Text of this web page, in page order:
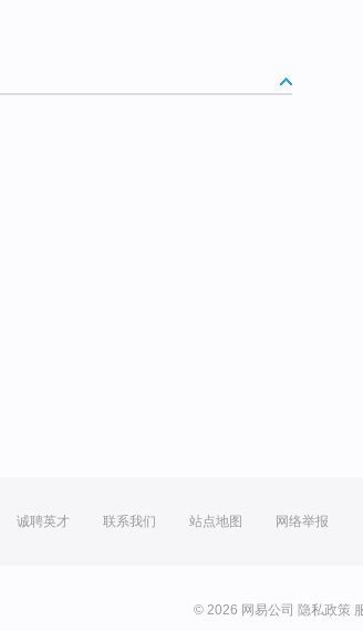
诚聘英才 联系我们 站点地图 网络举报
© 2026 网易公司 隐私政策